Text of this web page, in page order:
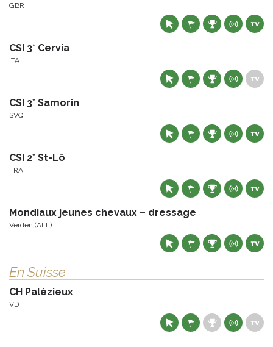
GBR
CSI 3* Cervia
ITA
CSI 3* Samorin
SVQ
CSI 2* St-Lô
FRA
Mondiaux jeunes chevaux – dressage
Verden (ALL)
En Suisse
CH Palézieux
VD